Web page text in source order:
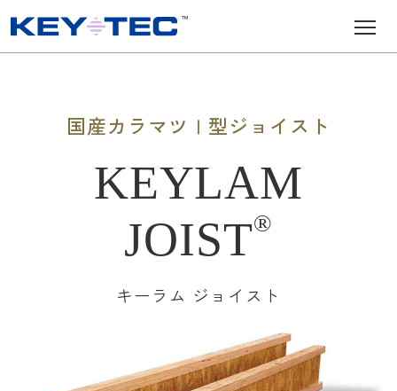
メインナビゲーション
国産カラマツⅠ型ジョイスト
KEYLAM
JOIST®
キーラム ジョイスト